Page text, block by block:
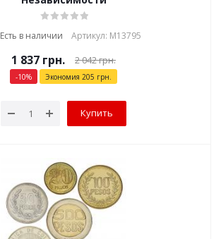
Есть в наличии Артикул: М13795
1 837 грн. 2 042грн.
-10% Экономия 205 грн.
Купить